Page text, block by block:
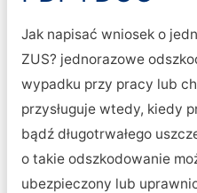
Jak napisać wniosek o
ZUS? jednorazowe
wypadku przy pracy lub
przysługuje wtedy, kiedy
bądź długotrwałego
o takie odszkodowanie
ubezpieczony lub